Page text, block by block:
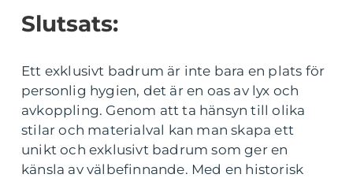
Slutsats:
Ett exklusivt badrum är inte bara en plats för
personlig hygien, det är en oas av lyx och
avkoppling. Genom att ta hänsyn till olika
stilar och materialval kan man skapa ett
unikt och exklusivt badrum som ger en
känsla av välbefinnande. Med en historisk